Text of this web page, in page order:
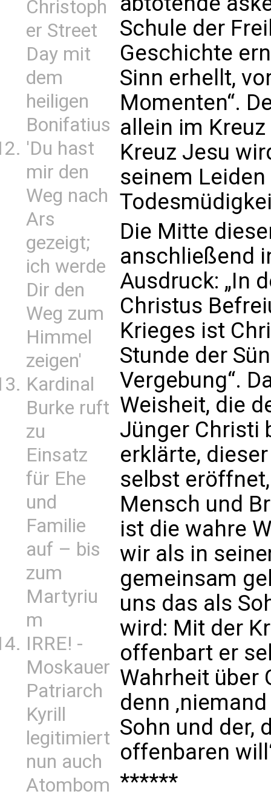
Christoph
er Street
Day mit
dem
heiligen
Bonifatius
'Du hast
mir den
Weg nach
Ars
gezeigt;
ich werde
Dir den
Weg zum
Himmel
zeigen'
Kardinal
Burke ruft
zu
Einsatz
für Ehe
und
Familie
auf – bis
zum
Martyriu
m
IRRE! -
Moskauer
Patriarch
Kyrill
legitimiert
nun auch
Atombom
Schule der
Geschichte
Sinn erhellt,
Momenten“.
allein im
Kreuz Jesu
seinem
Die Mitte
anschließend
Ausdruck: „In
Christus
Krieges ist
Stunde der
Vergebung“.
Weisheit, die
Jünger Christi
erklärte,
selbst
Mensch und
ist die wahre
wir als in
gemeinsam
uns das als
wird: Mit der
offenbart er
Wahrheit über
denn
Sohn und der,
offenbaren
******